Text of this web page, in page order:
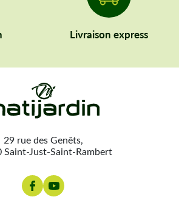
Livraison express
29 rue des Genêts,
Saint-Just-Saint-Rambert